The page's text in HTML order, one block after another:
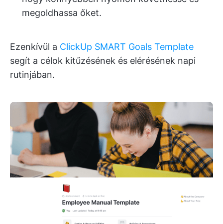
megoldhassa őket.
Ezenkívül a ClickUp SMART Goals Template
segít a célok kitűzésének és elérésének napi
rutinjában.